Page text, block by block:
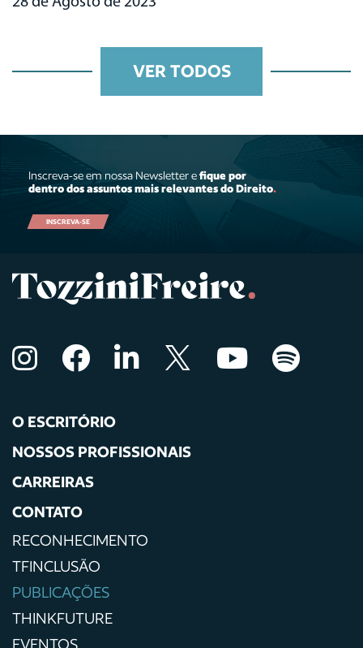
VER TODOS
Inscreva-se em nossa Newsletter efique por
dentro dos assuntos mais relevantes do Direito.
INSCREVA-SE
O ESCRITÓRIO
NOSSOS PROFISSIONAIS
CARREIRAS
CONTATO
RECONHECIMENTO
TFINCLUSÃO
PUBLICAÇÕES
THINKFUTURE
EVENTOS